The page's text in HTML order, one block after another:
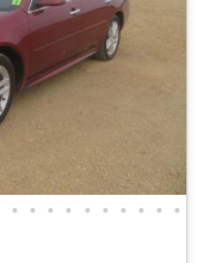
• • • • • • • • • •